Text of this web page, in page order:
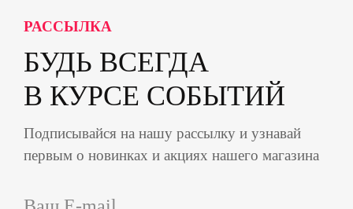
РАССЫЛКА
БУДЬ ВСЕГДА
В КУРСЕ СОБЫТИЙ
Подписывайся на нашу рассылку и узнавай
первым о новинках и акциях нашего магазина